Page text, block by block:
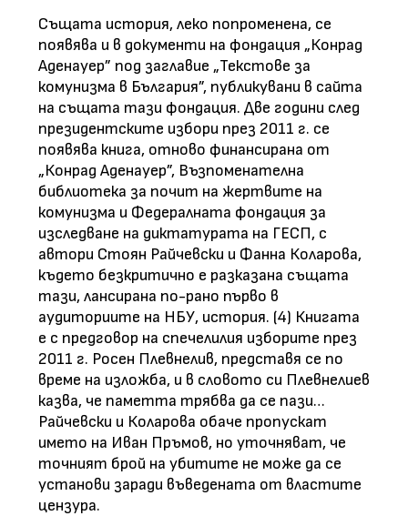
Същата история, леко попроменена, се
появява и в документи на фондация „Конрад
Аденауер” под заглавие „Текстове за
комунизма в България”, публикувани в сайта
на същата тази фондация. Две години след
президентските избори през 2011 г. се
появява книга, отново финансирана от
„Конрад Аденауер”, Възпоменателна
библиотека за почит на жертвите на
комунизма и Федералната фондация за
изследване на диктатурата на ГЕСП, с
автори Стоян Райчевски и Фанна Коларова,
където безкритично е разказана същата
тази, лансирана по-рано първо в
аудиториите на НБУ, история. (4) Книгата
е с предговор на спечелилия изборите през
2011 г. Росен Плевнелив, представя се по
време на изложба, и в словото си Плевнелиев
казва, че паметта трябва да се пази…
Райчевски и Коларова обаче пропускат
името на Иван Пръмов, но уточняват, че
точният брой на убитите не може да се
установи заради въведената от властите
цензура.